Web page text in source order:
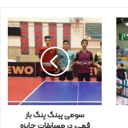
سومی پینگ پنگ باز